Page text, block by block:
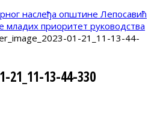
приоритет руководства
01-21_11-13-44-
21_11-13-44-330